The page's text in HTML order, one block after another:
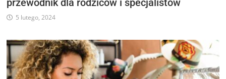
przewodnik dla rodziców i specjalistów
5 lutego, 2024